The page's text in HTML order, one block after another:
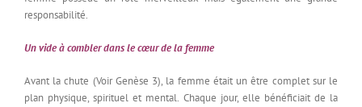
responsabilité.
Un vide à combler dans le cœur de la femme
Avant la chute (Voir Genèse 3), la femme était un être complet sur le
plan physique, spirituel et mental. Chaque jour, elle bénéficiait de la